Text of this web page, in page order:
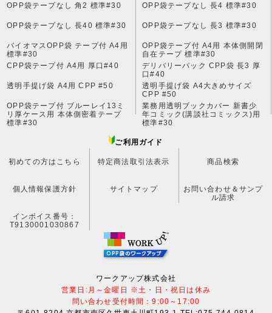
OPP袋テープなし 角2 標準#30 OPP袋テープなし 長4 標準#30
OPP袋テープなし 長40 標準#30 OPP袋テープなし 長3 標準#30
バイオマスOPP袋 テープ付 A4用
標準#30
OPP袋テープ付 A4用 本体側開閉
自在テープ 標準#30
CPP袋テープ付 A4用 厚口#40
デリバリーパック CPP袋 長3 厚
口#40
透明手提げ袋 A4用 CPP #50
透明手提げ袋 A4大きめサイズ
CPP #50
OPP袋テープ付 ブルーレイ13ミ
リ厚ケース用 本体側密着テープ
標準#30
業務用透明ブックカバー 新書少
年コミック(講談社コミックス)用
標準#30
ご利用ガイド
初めての方はこちら 特定商法取引法表示 商品検索
個人情報保護方針 サイトマップ
お問い合わせ＆サンプ
ル請求
インボイス番号：
T9130001030867
ワークアップ株式会社
営業日:月～金曜日 ※土・日・祝日は休み
問い合わせ受付時間：9:00～17:00